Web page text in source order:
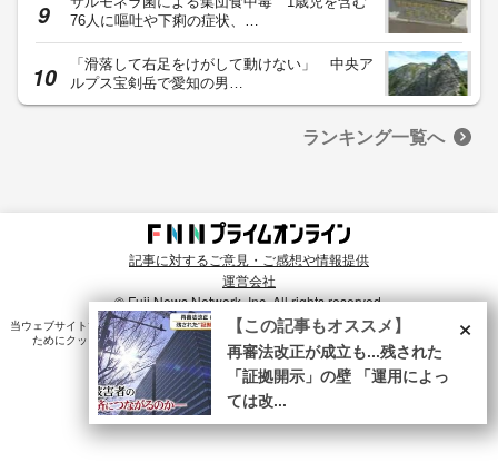
76人に嘔吐や下痢の症状、…
「滑落して右足をけがして動けない」 中央ア
ルプス宝剣岳で愛知の男…
ランキング一覧へ
記事に対するご意見・ご感想や情報提供
運営会社
© Fuji News Network, Inc. All rights reserved.
当ウェブサイトでは、ユーザのニーズ・興味・関⼼に合致したコンテンツや広告配信を提供する
ためにクッキーを使⽤しています。詳細は、
プライバシーポリシー をご確認ください。×
【この記事もオススメ】
再審法改正が成立も...残された
「証拠開示」の壁 「運用によっ
ては改...